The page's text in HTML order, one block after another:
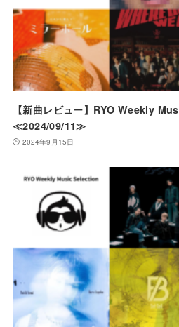
【新曲レビュー】RYO Weekly
≪2024/09/11≫
2024年9月15日